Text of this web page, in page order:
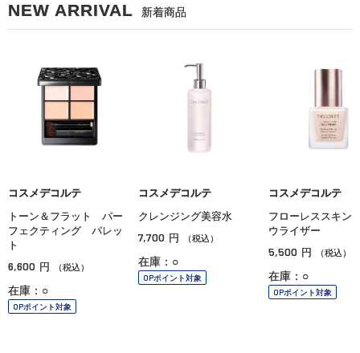
NEW ARRIVAL 新着商品
コスメデコルテ
トーン＆フラット パー
フェクティング パレッ
ト
6,600 円 （税込）
在庫：○
OPポイント対象
コスメデコルテ
クレンジング美容水
7,700 円 （税込）
在庫：○
OPポイント対象
コスメデコルテ
フローレススキ
ウライザー
5,500 円 （税込）
在庫：○
OPポイント対象